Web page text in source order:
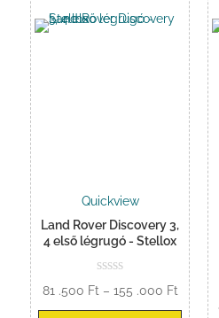
Quickview
Land Rover Discovery 3,
4 első légrugó - Stellox
81 .500 Ft – 155 .000 Ft
81